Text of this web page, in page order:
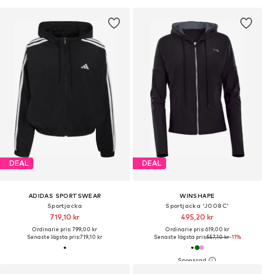
DEAL
ADIDAS SPORTSWEAR
Sportjacka
719,10 kr
Ordinarie pris: 799,00 kr
Senaste lägsta pris:719,10 kr
DEAL
WINSHAPE
Sportjacka 'J008C'
495,20 kr
Ordinarie pris: 619,00 kr
Senaste lägsta pris:557,10 kr-11%